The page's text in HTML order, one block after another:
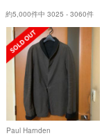
約5,000件中 3025 - 3060件
Paul Harnden